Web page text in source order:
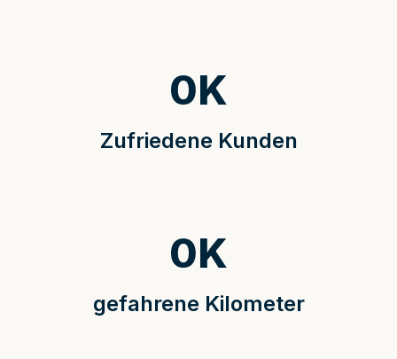
Zufriedene Kunden
0K
gefahrene Kilometer
0K